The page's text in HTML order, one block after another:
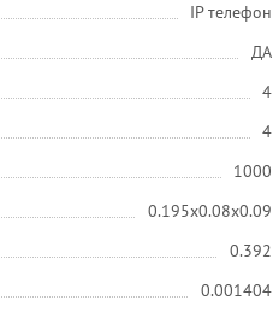
IP телефон
ДА
4
4
1000
0.195x0.08x0.09
0.392
0.001404